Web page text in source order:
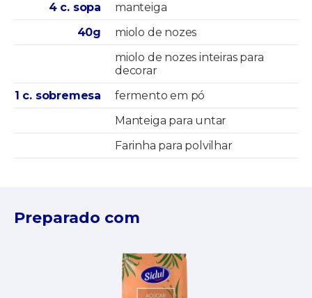
4 c. sopa
manteiga
40g
miolo de nozes
miolo de nozes inteiras para
decorar
1 c. sobremesa
fermento em pó
Manteiga para untar
Farinha para polvilhar
Preparado com